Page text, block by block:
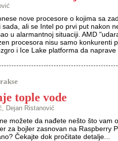
nove procesore o kojima sa
sada, ali se Intel po prvi put nakon
u alarmantnoj situaciji. AMD
procesora nisu samo konkurenti
i Ice Lake platforma da
tople vode
Dejan Ristanović
možete da nađete nešto što vam
za bojler zasnovan na Raspberry
Čekajte dok pročitate detalje...